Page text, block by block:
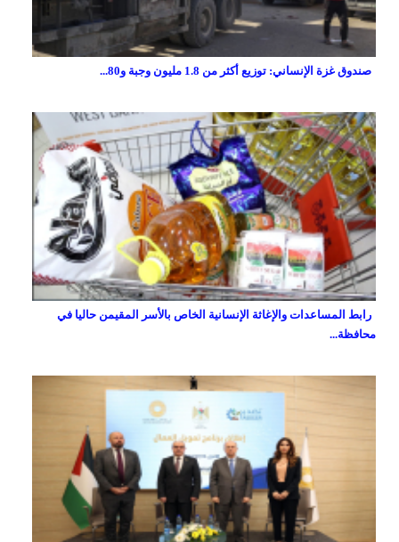
صندوق غزة الإنساني: توزيع أكثر من 1.8 مليون وجبة و80...
رابط المساعدات والإغاثة الإنسانية الخاص بالأسر المقيمن حاليا في
محافظة...